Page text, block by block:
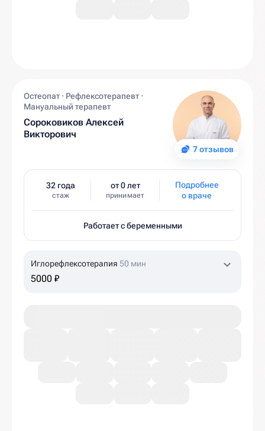
7 отзывов
Остеопат · Рефлексотерапевт ·
Мануальный терапевт
Сороковиков Алексей
Викторович
32 года
стаж
от 0 лет
принимает
Подробнее
о враче
Работает с беременными
Иглорефлексотерапия 50 мин
5000 ₽